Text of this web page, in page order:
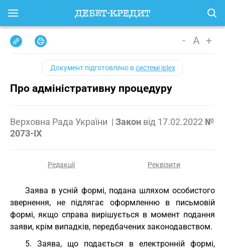
- A +
Документ підготовлено всистемі iplex
Про адміністративну процедуру
Верховна Рада України | Закон від 17.02.2022 №
2073-IX
Редакції Реквізити
Заява в усній формі, подана шляхом особистого
звернення, не підлягає оформленню в письмовій
формі, якщо справа вирішується в момент подання
заяви, крім випадків, передбачених законодавством.
5. Заява, що подається в електронній формі,